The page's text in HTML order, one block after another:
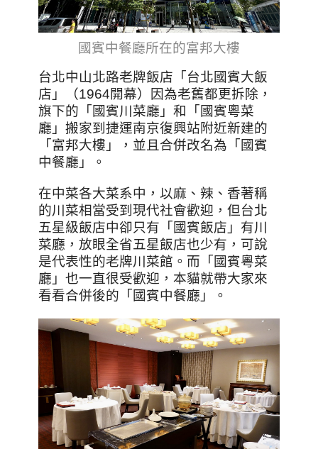
國賓中餐廳所在的富邦大樓
台北中山北路老牌飯店「台北國賓大飯
店」（1964開幕）因為老舊都更拆除，
旗下的「國賓川菜廳」和「國賓粵菜
廳」搬家到捷運南京復興站附近新建的
「富邦大樓」，並且合併改名為「國賓
中餐廳」。
在中菜各大菜系中，以麻、辣、香著稱
的川菜相當受到現代社會歡迎，但台北
五星級飯店中卻只有「國賓飯店」有川
菜廳，放眼全省五星飯店也少有，可說
是代表性的老牌川菜館。而「國賓粵菜
廳」也一直很受歡迎，本貓就帶大家來
看看合併後的「國賓中餐廳」。